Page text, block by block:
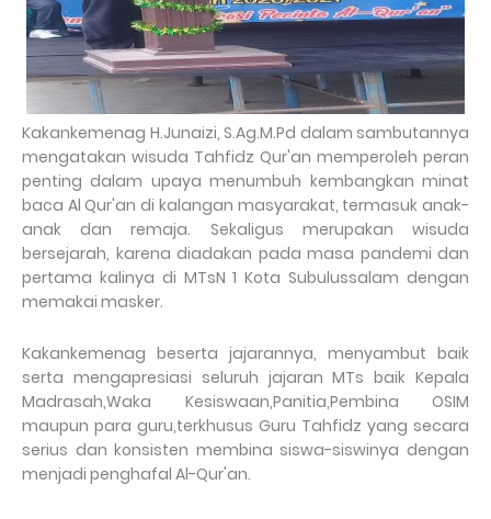
Kakankemenag H.Junaizi, S.Ag.M.Pd dalam sambutannya
mengatakan wisuda Tahfidz Qur'an memperoleh peran
penting dalam upaya menumbuh kembangkan minat
baca Al Qur'an di kalangan masyarakat, termasuk anak-
anak dan remaja. Sekaligus merupakan wisuda
bersejarah, karena diadakan pada masa pandemi dan
pertama kalinya di MTsN 1 Kota Subulussalam dengan
memakai masker.
Kakankemenag beserta jajarannya, menyambut baik
serta mengapresiasi seluruh jajaran MTs baik Kepala
Madrasah,Waka Kesiswaan,Panitia,Pembina OSIM
maupun para guru,terkhusus Guru Tahfidz yang secara
serius dan konsisten membina siswa-siswinya dengan
menjadi penghafal Al-Qur'an.